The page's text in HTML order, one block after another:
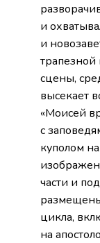
и
и
сцены,
высекает
«Моисей
с
куполом
части и
цикла,
на